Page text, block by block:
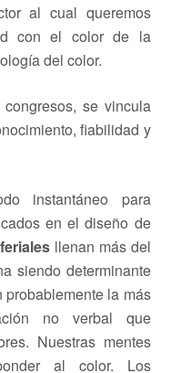
al cual queremos
con el color de la
del color.
se vincula
fiabilidad y
instantáneo para
en el diseño de
llenan más del
siendo determinante
la más
no verbal que
Nuestras mentes
al color. Los